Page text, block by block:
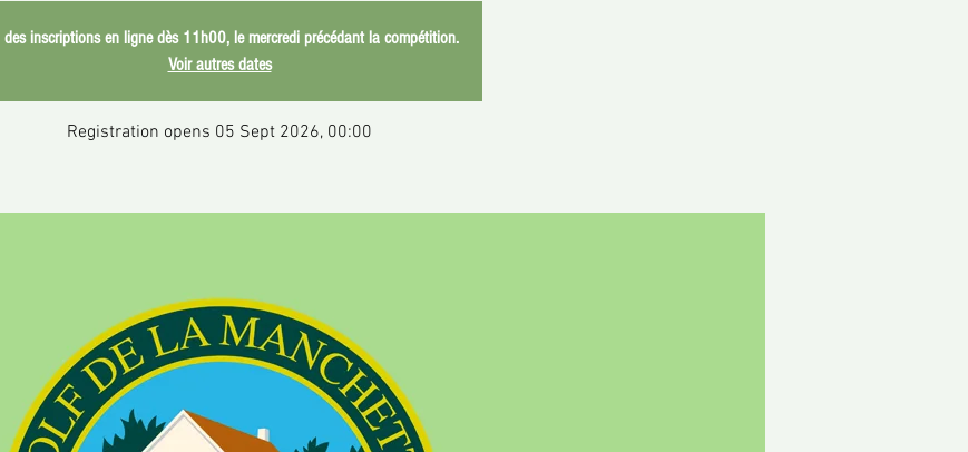
des inscriptions en ligne dès 11h00, le mercredi précédant la compétition.
Voir autres dates
Registration opens 05 Sept 2026, 00:00